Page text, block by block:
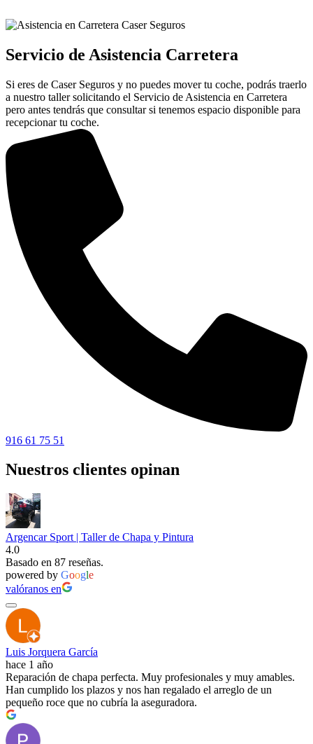
Servicio de Asistencia Carretera
Si eres de Caser Seguros y no puedes mover tu coche, podrás traerlo
a nuestro taller solicitando el Servicio de Asistencia en Carretera
pero antes tendrás que consultar si tenemos espacio disponible para
recepcionar tu coche.
916 61 75 51
Nuestros clientes opinan
Argencar Sport | Taller de Chapa y Pintura
4.0
Basado en 87 reseñas.
powered by Google
valóranos en
Luis Jorquera García
hace 1 año
Reparación de chapa perfecta. Muy profesionales y muy amables.
Han cumplido los plazos y nos han regalado el arreglo de un
pequeño roce que no cubría la aseguradora.